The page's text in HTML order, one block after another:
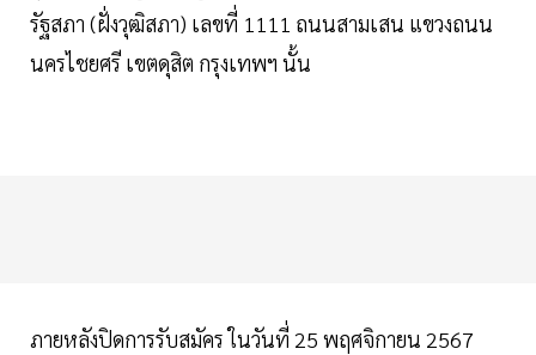
รัฐสภา (ฝั่งวุฒิสภา) เลขที่ 1111 ถนนสามเสน แขวงถนน
นครไชยศรี เขตดุสิต กรุงเทพฯ นั้น
ภายหลังปิดการรับสมัคร ในวันที่ 25 พฤศจิกายน 2567